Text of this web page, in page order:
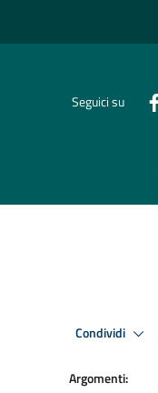
Seguici su
Condividi
Argomenti: